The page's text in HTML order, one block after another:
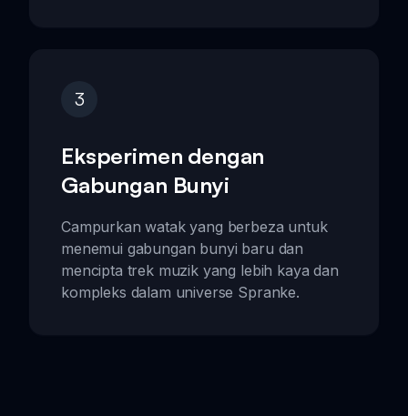
3
Eksperimen dengan
Gabungan Bunyi
Campurkan watak yang berbeza untuk
menemui gabungan bunyi baru dan
mencipta trek muzik yang lebih kaya dan
kompleks dalam universe Spranke.